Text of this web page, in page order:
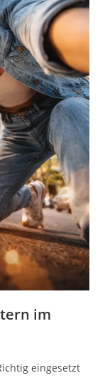
im
eingesetzt